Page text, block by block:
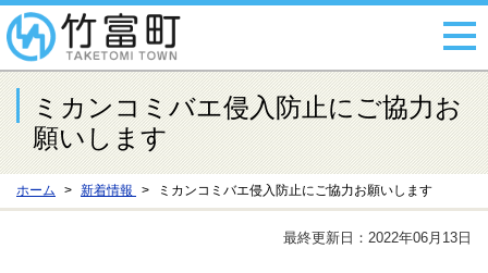
ミカンコミバエ侵入防止にご協力お
願いします
ホーム 新着情報 ミカンコミバエ侵入防止にご協力お願いします
最終更新日：2022年06月13日